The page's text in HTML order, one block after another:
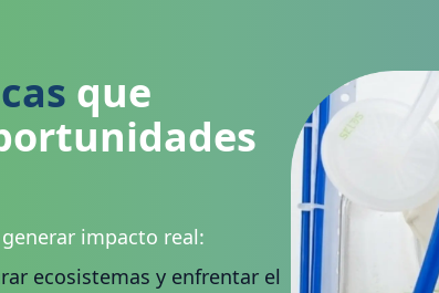
que
generar impacto real:
ecosistemas y enfrentar el